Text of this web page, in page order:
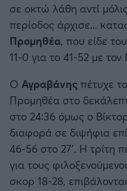
σε οκτώ λάθη αντί
περίοδος άρχισε...
Προμηθέα, που είδε
11-0 για το 41-52 με
Ο Αγραβάνης πέτυχε
Προμηθέα στο
στο 24:36 όμως ο
διαφορά σε διψήφια
46-56 στο 27'. Η τρίτη
για τους
σκορ 18-28,